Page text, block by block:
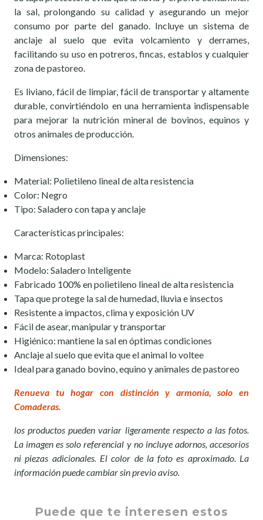
la sal, prolongando su calidad y asegurando un mejor
consumo por parte del ganado. Incluye un sistema de
anclaje al suelo que evita volcamiento y derrames,
facilitando su uso en potreros, fincas, establos y cualquier
zona de pastoreo.
Es liviano, fácil de limpiar, fácil de transportar y altamente
durable, convirtiéndolo en una herramienta indispensable
para mejorar la nutrición mineral de bovinos, equinos y
otros animales de producción.
Dimensiones:
Material: Polietileno lineal de alta resistencia
Color: Negro
Tipo: Saladero con tapa y anclaje
Características principales:
Marca: Rotoplast
Modelo: Saladero Inteligente
Fabricado 100% en polietileno lineal de alta resistencia
Tapa que protege la sal de humedad, lluvia e insectos
Resistente a impactos, clima y exposición UV
Fácil de asear, manipular y transportar
Higiénico: mantiene la sal en óptimas condiciones
Anclaje al suelo que evita que el animal lo voltee
Ideal para ganado bovino, equino y animales de pastoreo
Renueva tu hogar con distinción y armonía, solo en
Comaderas.
los productos pueden variar ligeramente respecto a las fotos.
La imagen es solo referencial y no incluye adornos, accesorios
ni piezas adicionales. El color de la foto es aproximado. La
información puede cambiar sin previo aviso.
Puede que te interesen estos